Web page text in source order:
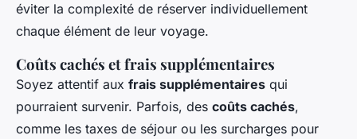
éviter la complexité de réserver individuellement
chaque élément de leur voyage.
Coûts cachés et frais supplémentaires
Soyez attentif aux frais supplémentaires qui
pourraient survenir. Parfois, des coûts cachés,
comme les taxes de séjour ou les surcharges pour